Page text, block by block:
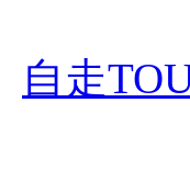
自走